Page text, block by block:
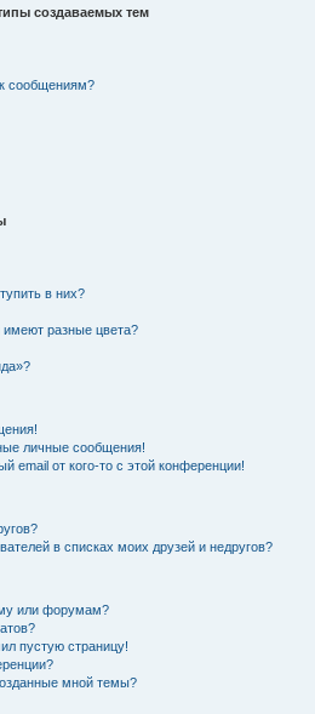
создаваемых тем
сообщениям?
в них?
имеют разные цвета?
личные сообщения!
email от кого-то с этой конференции!
в списках моих друзей и недругов?
или форумам?
пустую страницу!
мной темы?